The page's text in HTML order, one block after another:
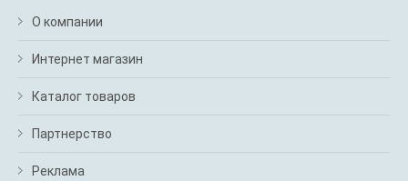
О компании
Интернет магазин
Каталог товаров
Партнерство
Реклама